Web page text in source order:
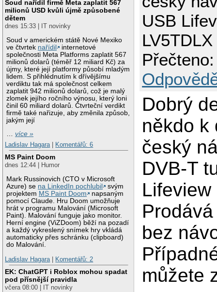
Soud nařídil firmě Meta zaplatit 567
milionů USD kvůli újmě způsobené
dětem
dnes 15:33 | IT novinky
Soud v americkém státě Nové Mexiko
ve čtvrtek nařídil
internetové
společnosti Meta Platforms zaplatit 567
milionů dolarů (téměř 12 miliard Kč) za
újmy, které její platformy působí mladým
lidem. S přihlédnutím k dřívějšímu
verdiktu tak má společnost celkem
zaplatit 942 milionů dolarů, což je malý
zlomek jejího ročního výnosu, který loni
činil 60 miliard dolarů. Čtvrteční verdikt
firmě také nařizuje, aby změnila způsob,
jakým její
…více »
Ladislav Hagara
Komentářů: 6
MS Paint Doom
dnes 12:44 | Humor
Mark Russinovich (CTO v Microsoft
Azure) se na LinkedIn pochlubil
svým
projektem MS Paint Doom
napsaným
pomocí Claude. Hru Doom umožňuje
hrát v programu Malování (Microsoft
Paint). Malování funguje jako monitor.
Herní engine (ViZDoom) běží na pozadí
a každý vykreslený snímek hry vkládá
automaticky přes schránku (clipboard)
do Malování.
Ladislav Hagara
Komentářů: 2
EK: ChatGPT i Roblox mohou spadat
pod přísnější pravidla
včera 08:00 | IT novinky
USB
LV5TDLX
Dobrý
někdo k
český
DVB-T
Lifeview
bez
můžete